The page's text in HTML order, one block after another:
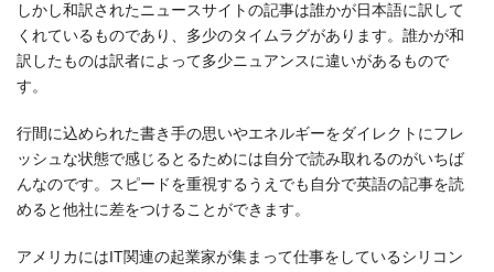
しかし和訳されたニュースサイトの記事は誰かが日本語に訳して
くれているものであり、多少のタイムラグがあります。誰かが和
訳したものは訳者によって多少ニュアンスに違いがあるもので
す。
行間に込められた書き手の思いやエネルギーをダイレクトにフレ
ッシュな状態で感じるとるためには自分で読み取れるのがいちば
んなのです。スピードを重視するうえでも自分で英語の記事を読
めると他社に差をつけることができます。
アメリカにはIT関連の起業家が集まって仕事をしているシリコン